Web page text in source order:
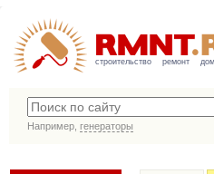
строительство ремонт
Например, генераторы